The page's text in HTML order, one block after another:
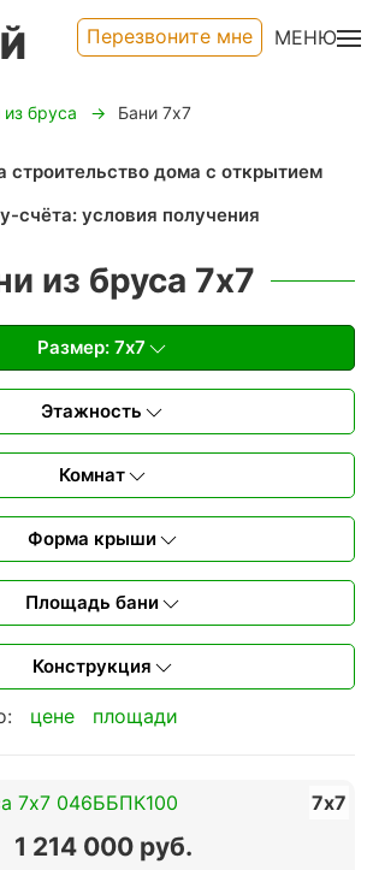
Перезвоните мне МЕНЮ
из бруса Бани 7х7
из бруса 7х7
Размер: 7х7
Этажность
Комнат
Форма крыши
Площадь бани
Конструкция
цене площади
7х7
1 214 000 руб.